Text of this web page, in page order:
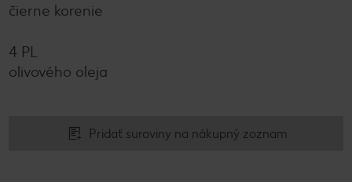
čierne korenie
4 PL
olivového oleja
Pridať suroviny na nákupný zoznam